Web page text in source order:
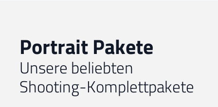
Portrait Pakete
Unsere beliebten
Shooting-Komplettpakete